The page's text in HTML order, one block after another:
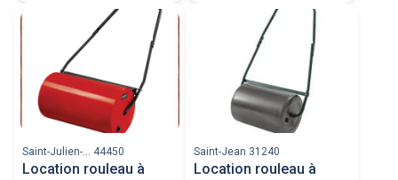
Saint-Julien-... 44450
Location rouleau à
Saint-Jean 31240
Location rouleau à